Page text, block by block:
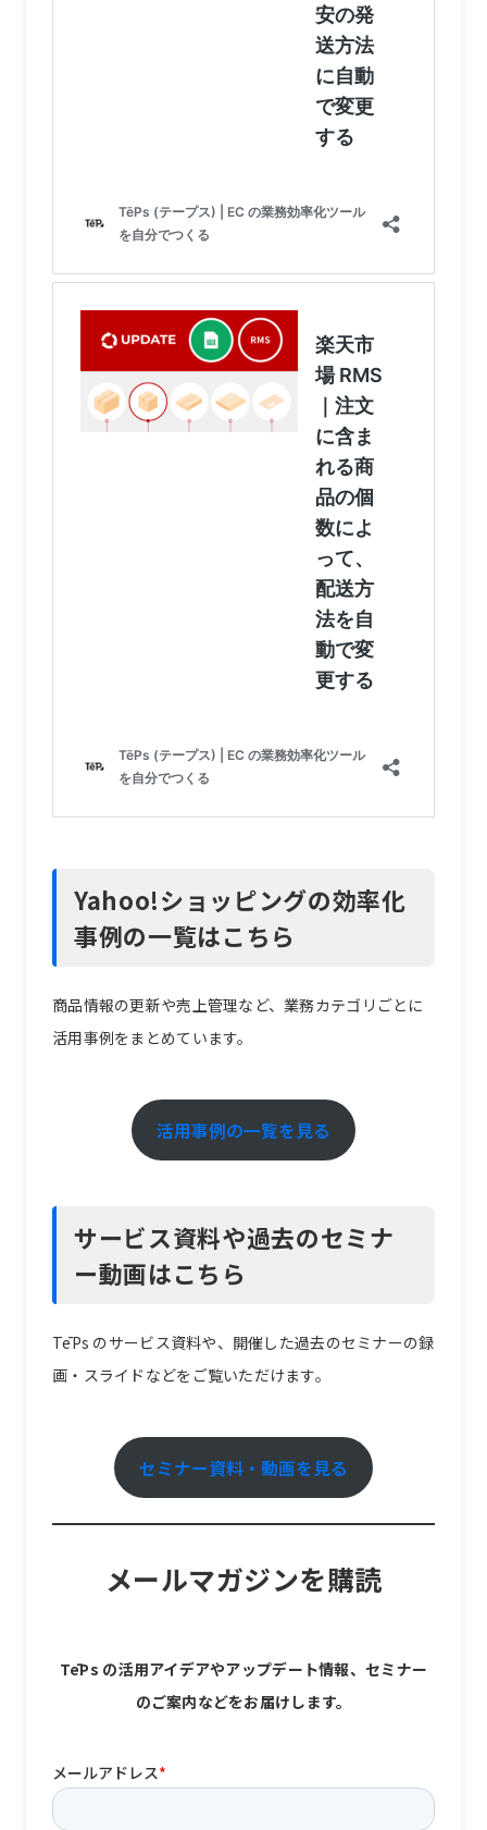
Yahoo!ショッピングの効率化
事例の一覧はこちら
商品情報の更新や売上管理など、業務カテゴリごとに
活用事例をまとめています。
活用事例の一覧を見る
サービス資料や過去のセミナ
ー動画はこちら
TēPs のサービス資料や、開催した過去のセミナーの録
画・スライドなどをご覧いただけます。
セミナー資料・動画を見る
メールマガジンを購読
TēPs の活用アイデアやアップデート情報、セミナー
のご案内などをお届けします。